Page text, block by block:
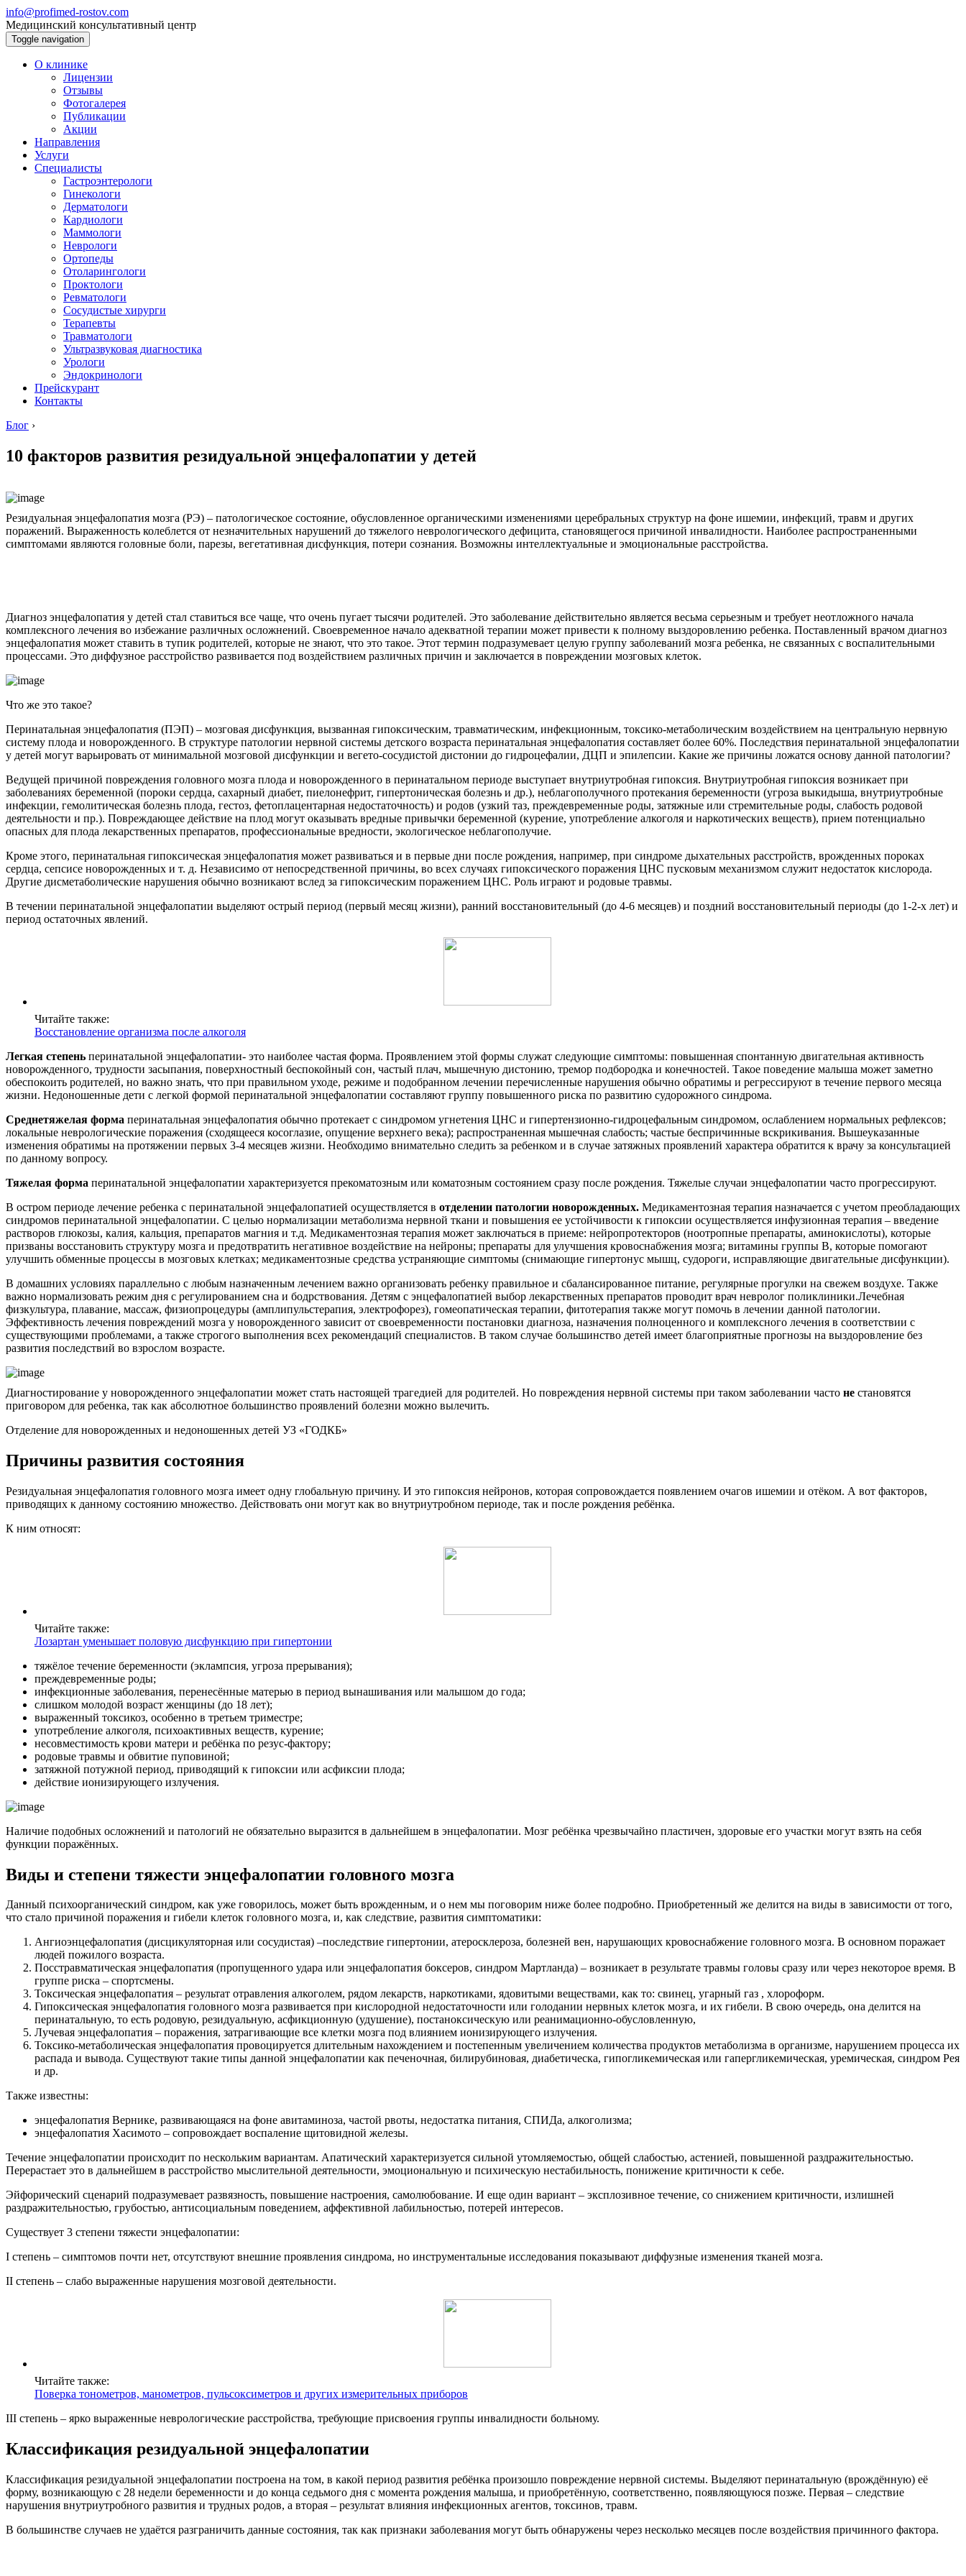
info@profimed-rostov.com
Медицинский консультативный центр
Toggle navigation
О клинике
Лицензии
Отзывы
Фотогалерея
Публикации
Акции
Направления
Услуги
Специалисты
Гастроэнтерологи
Гинекологи
Дерматологи
Кардиологи
Маммологи
Неврологи
Ортопеды
Отоларингологи
Проктологи
Ревматологи
Сосудистые хирурги
Терапевты
Травматологи
Ультразвуковая диагностика
Урологи
Эндокринологи
Прейскурант
Контакты
Блог ›
10 факторов развития резидуальной энцефалопатии у детей
Резидуальная энцефалопатия мозга (РЭ) – патологическое состояние, обусловленное органическими изменениями церебральных структур на фоне ишемии, инфекций, травм и других
поражений. Выраженность колеблется от незначительных нарушений до тяжелого неврологического дефицита, становящегося причиной инвалидности. Наиболее распространенными
симптомами являются головные боли, парезы, вегетативная дисфункция, потери сознания. Возможны интеллектуальные и эмоциональные расстройства.
Диагноз энцефалопатия у детей стал ставиться все чаще, что очень пугает тысячи родителей. Это заболевание действительно является весьма серьезным и требует неотложного начала
комплексного лечения во избежание различных осложнений. Своевременное начало адекватной терапии может привести к полному выздоровлению ребенка. Поставленный врачом диагноз
энцефалопатия может ставить в тупик родителей, которые не знают, что это такое. Этот термин подразумевает целую группу заболеваний мозга ребенка, не связанных с воспалительными
процессами. Это диффузное расстройство развивается под воздействием различных причин и заключается в повреждении мозговых клеток.
Что же это такое?
Перинатальная энцефалопатия (ПЭП) – мозговая дисфункция, вызванная гипоксическим, травматическим, инфекционным, токсико-метаболическим воздействием на центральную нервную
систему плода и новорожденного. В структуре патологии нервной системы детского возраста перинатальная энцефалопатия составляет более 60%. Последствия перинатальной энцефалопатии
у детей могут варьировать от минимальной мозговой дисфункции и вегето-сосудистой дистонии до гидроцефалии, ДЦП и эпилепсии. Какие же причины ложатся основу данной патологии?
Ведущей причиной повреждения головного мозга плода и новорожденного в перинатальном периоде выступает внутриутробная гипоксия. Внутриутробная гипоксия возникает при
заболеваниях беременной (пороки сердца, сахарный диабет, пиелонефрит, гипертоническая болезнь и др.), неблагополучного протекания беременности (угроза выкидыша, внутриутробные
инфекции, гемолитическая болезнь плода, гестоз, фетоплацентарная недостаточность) и родов (узкий таз, преждевременные роды, затяжные или стремительные роды, слабость родовой
деятельности и пр.). Повреждающее действие на плод могут оказывать вредные привычки беременной (курение, употребление алкоголя и наркотических веществ), прием потенциально
опасных для плода лекарственных препаратов, профессиональные вредности, экологическое неблагополучие.
Кроме этого, перинатальная гипоксическая энцефалопатия может развиваться и в первые дни после рождения, например, при синдроме дыхательных расстройств, врожденных пороках
сердца, сепсисе новорожденных и т. д. Независимо от непосредственной причины, во всех случаях гипоксического поражения ЦНС пусковым механизмом служит недостаток кислорода.
Другие дисметаболические нарушения обычно возникают вслед за гипоксическим поражением ЦНС. Роль играют и родовые травмы.
В течении перинатальной энцефалопатии выделяют острый период (первый месяц жизни), ранний восстановительный (до 4-6 месяцев) и поздний восстановительный периоды (до 1-2-х лет) и
период остаточных явлений.
Читайте также:
Восстановление организма после алкоголя
Легкая степень перинатальной энцефалопатии- это наиболее частая форма. Проявлением этой формы служат следующие симптомы: повышенная спонтанную двигательная активность
новорожденного, трудности засыпания, поверхностный беспокойный сон, частый плач, мышечную дистонию, тремор подбородка и конечностей. Такое поведение малыша может заметно
обеспокоить родителей, но важно знать, что при правильном уходе, режиме и подобранном лечении перечисленные нарушения обычно обратимы и регрессируют в течение первого месяца
жизни. Недоношенные дети с легкой формой перинатальной энцефалопатии составляют группу повышенного риска по развитию судорожного синдрома.
Среднетяжелая форма перинатальная энцефалопатия обычно протекает с синдромом угнетения ЦНС и гипертензионно-гидроцефальным синдромом, ослаблением нормальных рефлексов;
локальные неврологические поражения (сходящееся косоглазие, опущение верхнего века); распространенная мышечная слабость; частые беспричинные вскрикивания. Вышеуказанные
изменения обратимы на протяжении первых 3-4 месяцев жизни. Необходимо внимательно следить за ребенком и в случае затяжных проявлений характера обратится к врачу за консультацией
по данному вопросу.
Тяжелая форма перинатальной энцефалопатии характеризуется прекоматозным или коматозным состоянием сразу после рождения. Тяжелые случаи энцефалопатии часто прогрессируют.
В остром периоде лечение ребенка с перинатальной энцефалопатией осуществляется в отделении патологии новорожденных. Медикаментозная терапия назначается с учетом преобладающих
синдромов перинатальной энцефалопатии. С целью нормализации метаболизма нервной ткани и повышения ее устойчивости к гипоксии осуществляется инфузионная терапия – введение
растворов глюкозы, калия, кальция, препаратов магния и т.д. Медикаментозная терапия может заключаться в приеме: нейропротекторов (ноотропные препараты, аминокислоты), которые
призваны восстановить структуру мозга и предотвратить негативное воздействие на нейроны; препараты для улучшения кровоснабжения мозга; витамины группы В, которые помогают
улучшить обменные процессы в мозговых клетках; медикаментозные средства устраняющие симптомы (снимающие гипертонус мышц, судороги, исправляющие двигательные дисфункции).
В домашних условиях параллельно с любым назначенным лечением важно организовать ребенку правильное и сбалансированное питание, регулярные прогулки на свежем воздухе. Также
важно нормализовать режим дня с регулированием сна и бодрствования. Детям с энцефалопатией выбор лекарственных препаратов проводит врач невролог поликлиники.Лечебная
физкультура, плавание, массаж, физиопроцедуры (амплипульстерапия, электрофорез), гомеопатическая терапии, фитотерапия также могут помочь в лечении данной патологии.
Эффективность лечения повреждений мозга у новорожденного зависит от своевременности постановки диагноза, назначения полноценного и комплексного лечения в соответствии с
существующими проблемами, а также строгого выполнения всех рекомендаций специалистов. В таком случае большинство детей имеет благоприятные прогнозы на выздоровление без
развития последствий во взрослом возрасте.
Диагностирование у новорожденного энцефалопатии может стать настоящей трагедией для родителей. Но повреждения нервной системы при таком заболевании часто не становятся
приговором для ребенка, так как абсолютное большинство проявлений болезни можно вылечить.
Отделение для новорожденных и недоношенных детей УЗ «ГОДКБ»
Причины развития состояния
Резидуальная энцефалопатия головного мозга имеет одну глобальную причину. И это гипоксия нейронов, которая сопровождается появлением очагов ишемии и отёком. А вот факторов,
приводящих к данному состоянию множество. Действовать они могут как во внутриутробном периоде, так и после рождения ребёнка.
К ним относят:
Читайте также:
Лозартан уменьшает половую дисфункцию при гипертонии
тяжёлое течение беременности (эклампсия, угроза прерывания);
преждевременные роды;
инфекционные заболевания, перенесённые матерью в период вынашивания или малышом до года;
слишком молодой возраст женщины (до 18 лет);
выраженный токсикоз, особенно в третьем триместре;
употребление алкоголя, психоактивных веществ, курение;
несовместимость крови матери и ребёнка по резус-фактору;
родовые травмы и обвитие пуповиной;
затяжной потужной период, приводящий к гипоксии или асфиксии плода;
действие ионизирующего излучения.
Наличие подобных осложнений и патологий не обязательно выразится в дальнейшем в энцефалопатии. Мозг ребёнка чрезвычайно пластичен, здоровые его участки могут взять на себя
функции поражённых.
Виды и степени тяжести энцефалопатии головного мозга
Данный психоорганический синдром, как уже говорилось, может быть врожденным, и о нем мы поговорим ниже более подробно. Приобретенный же делится на виды в зависимости от того,
что стало причиной поражения и гибели клеток головного мозга, и, как следствие, развития симптоматики:
Ангиоэнцефалопатия (дисцикуляторная или сосудистая) –последствие гипертонии, атеросклероза, болезней вен, нарушающих кровоснабжение головного мозга. В основном поражает
людей пожилого возраста.
Посстравматическая энцефалопатия (пропущенного удара или энцефалопатия боксеров, синдром Мартланда) – возникает в результате травмы головы сразу или через некоторое время. В
группе риска – спортсмены.
Токсическая энцефалопатия – результат отравления алкоголем, рядом лекарств, наркотиками, ядовитыми веществами, как то: свинец, угарный газ , хлороформ.
Гипоксическая энцефалопатия головного мозга развивается при кислородной недостаточности или голодании нервных клеток мозга, и их гибели. В свою очередь, она делится на
перинатальную, то есть родовую, резидуальную, асфикционную (удушение), постаноксическую или реанимационно-обусловленную,
Лучевая энцефалопатия – поражения, затрагивающие все клетки мозга под влиянием ионизирующего излучения.
Токсико-метаболическая энцефалопатия провоцируется длительным нахождением и постепенным увеличением количества продуктов метаболизма в организме, нарушением процесса их
распада и вывода. Существуют такие типы данной энцефалопатии как печеночная, билирубиновая, диабетическа, гипогликемическая или гапергликемическая, уремическая, синдром Рея
и др.
Также известны:
энцефалопатия Вернике, развивающаяся на фоне авитаминоза, частой рвоты, недостатка питания, СПИДа, алкоголизма;
энцефалопатия Хасимото – сопровождает воспаление щитовидной железы.
Течение энцефалопатии происходит по нескольким вариантам. Апатический характеризуется сильной утомляемостью, общей слабостью, астенией, повышенной раздражительностью.
Перерастает это в дальнейшем в расстройство мыслительной деятельности, эмоциональную и психическую нестабильность, понижение критичности к себе.
Эйфорический сценарий подразумевает развязность, повышение настроения, самолюбование. И еще один вариант – эксплозивное течение, со снижением критичности, излишней
раздражительностью, грубостью, антисоциальным поведением, аффективной лабильностью, потерей интересов.
Существует 3 степени тяжести энцефалопатии:
I степень – симптомов почти нет, отсутствуют внешние проявления синдрома, но инструментальные исследования показывают диффузные изменения тканей мозга.
II степень – слабо выраженные нарушения мозговой деятельности.
Читайте также:
Поверка тонометров, манометров, пульсоксиметров и других измерительных приборов
III степень – ярко выраженные неврологические расстройства, требующие присвоения группы инвалидности больному.
Классификация резидуальной энцефалопатии
Классификация резидуальной энцефалопатии построена на том, в какой период развития ребёнка произошло повреждение нервной системы. Выделяют перинатальную (врождённую) её
форму, возникающую с 28 недели беременности и до конца седьмого дня с момента рождения малыша, и приобретённую, соответственно, появляющуюся позже. Первая – следствие
нарушения внутриутробного развития и трудных родов, а вторая – результат влияния инфекционных агентов, токсинов, травм.
В большинстве случаев не удаётся разграничить данные состояния, так как признаки заболевания могут быть обнаружены через несколько месяцев после воздействия причинного фактора.